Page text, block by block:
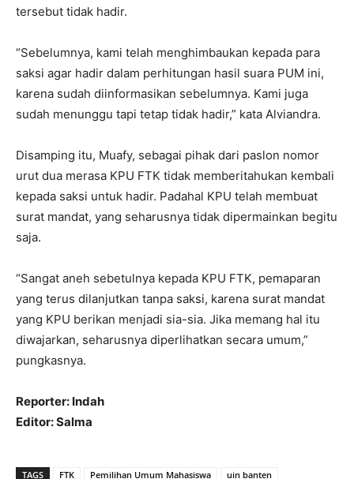
tersebut tidak hadir.
“Sebelumnya, kami telah menghimbaukan kepada para
saksi agar hadir dalam perhitungan hasil suara PUM ini,
karena sudah diinformasikan sebelumnya. Kami juga
sudah menunggu tapi tetap tidak hadir,” kata Alviandra.
Disamping itu, Muafy, sebagai pihak dari paslon nomor
urut dua merasa KPU FTK tidak memberitahukan kembali
kepada saksi untuk hadir. Padahal KPU telah membuat
surat mandat, yang seharusnya tidak dipermainkan begitu
saja.
“Sangat aneh sebetulnya kepada KPU FTK, pemaparan
yang terus dilanjutkan tanpa saksi, karena surat mandat
yang KPU berikan menjadi sia-sia. Jika memang hal itu
diwajarkan, seharusnya diperlihatkan secara umum,”
pungkasnya.
Reporter: Indah
Editor: Salma
TAGS FTK Pemilihan Umum Mahasiswa uin banten